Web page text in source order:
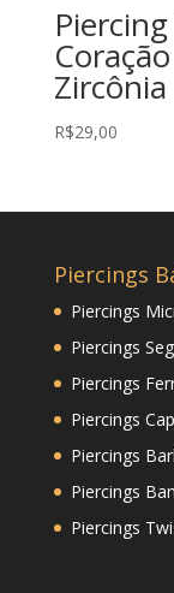
Zircônia
R$29,00
Piercings
Piercings
Piercings
Piercings
Piercings
Piercings
Piercings
Piercings